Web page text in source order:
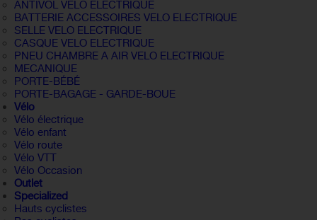
ANTIVOL VELO ELECTRIQUE
BATTERIE ACCESSOIRES VELO ELECTRIQUE
SELLE VELO ELECTRIQUE
CASQUE VELO ELECTRIQUE
PNEU CHAMBRE A AIR VELO ELECTRIQUE
MECANIQUE
PORTE-BÉBÉ
PORTE-BAGAGE - GARDE-BOUE
Vélo
Vélo électrique
Vélo enfant
Vélo route
Vélo VTT
Vélo Occasion
Outlet
Specialized
Hauts cyclistes